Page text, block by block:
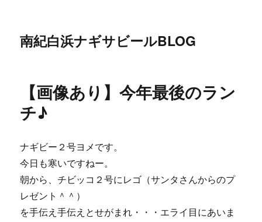
南紀白浜ナギサビールBLOG
【画像あり】今年最後のラン
チ♪
ナギビー２号ヨメです。
今日も寒いですねー。
朝から、チビッコ２号にレゴ（サンタさんからのプ
レゼント＾＾）
を手伝え手伝えとせがまれ・・・エライ目にあいま